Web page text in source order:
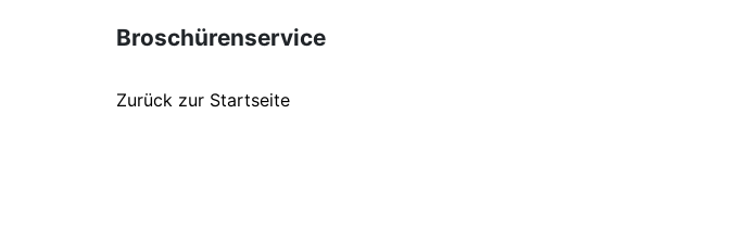
Broschürenservice
Zurück zur Startseite